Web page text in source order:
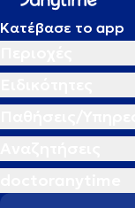
Κατέβασε το app